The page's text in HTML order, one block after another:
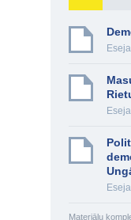
Eseja
Eseja
Eseja
Materiālu